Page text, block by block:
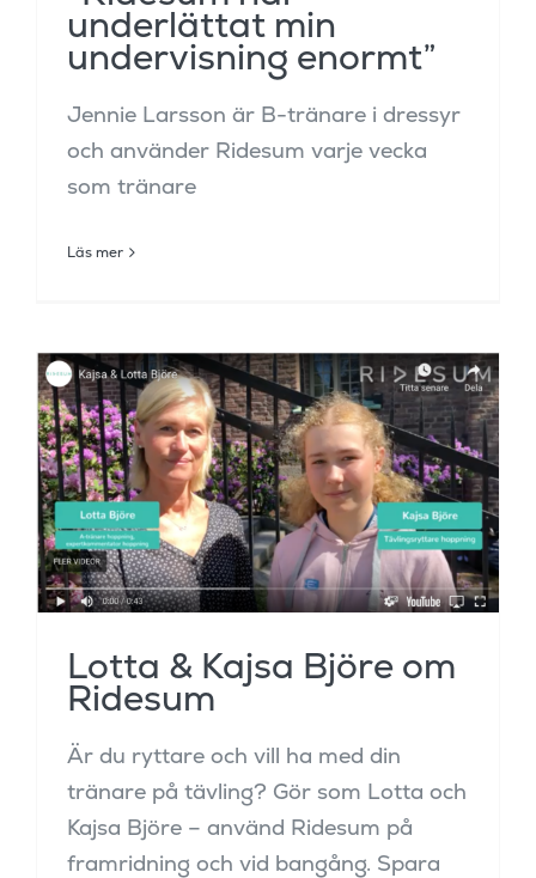
underlättat min
undervisning enormt”
Jennie Larsson är B-tränare i dressyr
och använder Ridesum varje vecka
som tränare
Läs mer
Lotta & Kajsa Björe om
Ridesum
Lotta & Kajsa Björe om
Ridesum
Är du ryttare och vill ha med din
tränare på tävling? Gör som Lotta och
Kajsa Björe – använd Ridesum på
framridning och vid bangång. Spara